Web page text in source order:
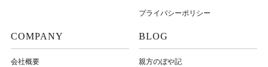
プライバシーポリシー
COMPANY
会社概要
BLOG
親方のぼや記